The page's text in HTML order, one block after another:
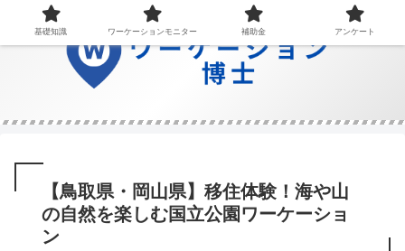
【鳥取県・岡山県】移住体験！海や山
の自然を楽しむ国立公園ワーケーショ
ン
基礎知識 ワーケーションモニター 補助金 アンケート